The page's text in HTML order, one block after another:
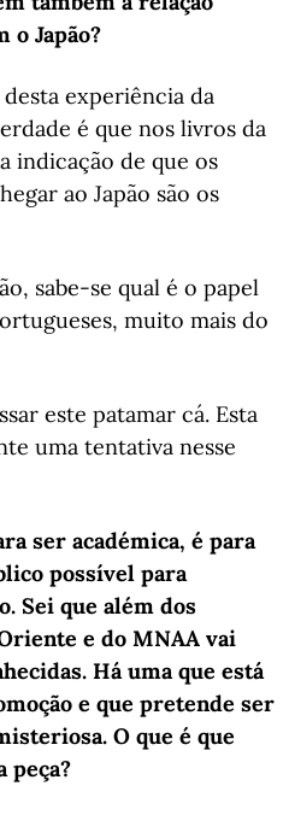
o Japão?
experiência da
é que nos livros da
indicação de que os
ao Japão são os
sabe-se qual é o papel
muito mais do
este patamar cá. Esta
uma tentativa nesse
ser académica, é para
possível para
Sei que além dos
e do MNAA vai
Há uma que está
e que pretende ser
O que é que
peça?